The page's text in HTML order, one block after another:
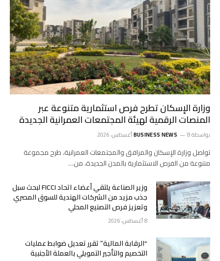
وزارة الإسكان تطرح فرص استثمارية متنوعة عبر
المنصات الرقمية لهيئة المجتمعات العمرانية الجديدة
بواسطة BUSINESS NEWS 8 أغسطس، 2026
تواصل وزارة الإسكان والمرافق والمجتمعات العمرانية، طرح مجموعة
متنوعة من الفرص الاستثمارية بالمدن الجديدة، من…
وزير الصناعة يلتقي أعضاء اتحاد FICCI لبحث سبل
جذب مزيد من الشركات الهندية للسوق المصري
وتعزيز فرص التصنيع المحلي
8 أغسطس، 2026
“الرقابة المالية” تقرر تعديل ضوابط عمليات
التخصيم والتأجير التمويلي بالعملة الأجنبية